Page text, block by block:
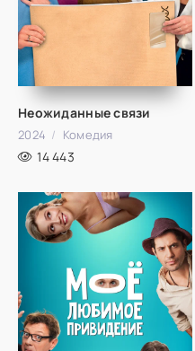
Неожиданные связи
2024 Комедия
14 443